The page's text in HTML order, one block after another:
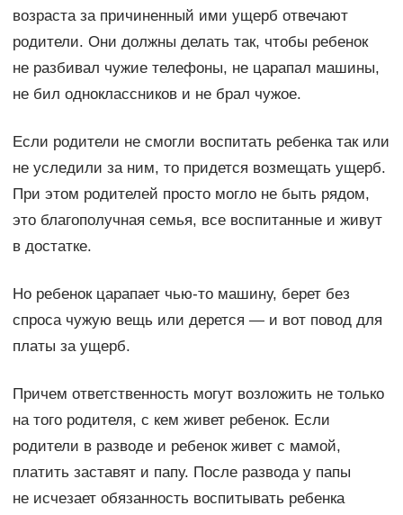
возраста за причиненный ими ущерб отвечают
родители. Они должны делать так, чтобы ребенок
не разбивал чужие телефоны, не царапал машины,
не бил одноклассников и не брал чужое.
Если родители не смогли воспитать ребенка так или
не уследили за ним, то придется возмещать ущерб.
При этом родителей просто могло не быть рядом,
это благополучная семья, все воспитанные и живут
в достатке.
Но ребенок царапает чью-то машину, берет без
спроса чужую вещь или дерется — и вот повод для
платы за ущерб.
Причем ответственность могут возложить не только
на того родителя, с кем живет ребенок. Если
родители в разводе и ребенок живет с мамой,
платить заставят и папу. После развода у папы
не исчезает обязанность воспитывать ребенка